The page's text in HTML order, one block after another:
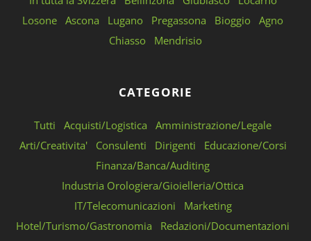
Losone Ascona Lugano Pregassona Bioggio Agno
Chiasso
Mendrisio
CATEGORIE
Tutti Acquisti/Logistica
Amministrazione/Legale
Arti/Creativita'
Consulenti Dirigenti
Educazione/Corsi
Finanza/Banca/Auditing
Industria Orologiera/Gioielleria/Ottica
IT/Telecomunicazioni
Marketing
Hotel/Turismo/Gastronomia
Redazioni/Documentazioni